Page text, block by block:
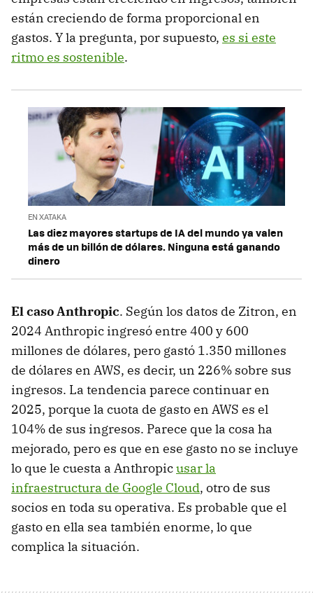
están creciendo de forma proporcional en
gastos. Y la pregunta, por supuesto, es si este
ritmo es sostenible.
EN XATAKA
Las diez mayores startups de IA del mundo ya valen
más de un billón de dólares. Ninguna está ganando
dinero
El caso Anthropic. Según los datos de Zitron, en
2024 Anthropic ingresó entre 400 y 600
millones de dólares, pero gastó 1.350 millones
de dólares en AWS, es decir, un 226% sobre sus
ingresos. La tendencia parece continuar en
2025, porque la cuota de gasto en AWS es el
104% de sus ingresos. Parece que la cosa ha
mejorado, pero es que en ese gasto no se incluye
lo que le cuesta a Anthropicusar la
infraestructura de Google Cloud, otro de sus
socios en toda su operativa. Es probable que el
gasto en ella sea también enorme, lo que
complica la situación.